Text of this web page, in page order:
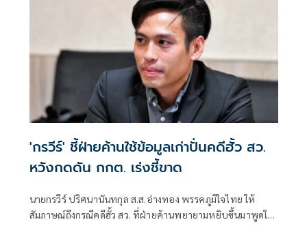
'กรวีร์' ชี้ฝ่ายค้านใช้ข้อมูลเก่าปั่นคดีฮั้ว สว.
หวังกดดัน กกต. เร่งชี้ขาด
นายกรวีร์ ปริศนานันทกุล ส.ส.อ่างทอง พรรคภูมิใจไทย ให้
สัมภาษณ์ถึงกรณีคดีฮั้ว สว. ที่ฝ่ายค้านพยายามหยิบขึ้นมาพูดใน